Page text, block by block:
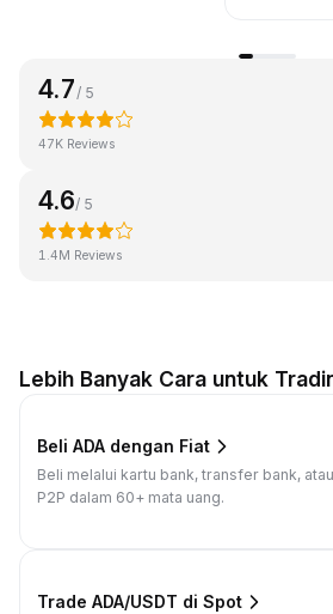
4.7 / 5
47K Reviews
4.6/ 5
1.4M Reviews
Lebih Banyak Cara untuk
Beli ADA dengan Fiat
Beli melalui kartu bank, transfer bank, atau
P2P dalam 60+ mata uang.
Trade ADA/USDT di Spot